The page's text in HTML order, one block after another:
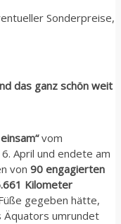
Sonderpreise,
das ganz schön weit
vom
April und endete am
von 90 engagierten
Kilometer
gegeben hätte,
Äquators umrundet